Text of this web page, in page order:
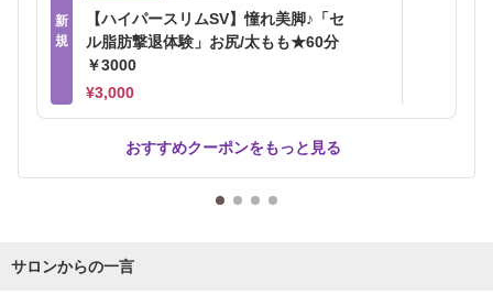
新
規
【ハイパースリムSV】憧れ美脚♪「セ
ル脂肪撃退体験」お尻/太もも★60分
￥3000
¥3,000
おすすめクーポンをもっと見る
サロンからの一言